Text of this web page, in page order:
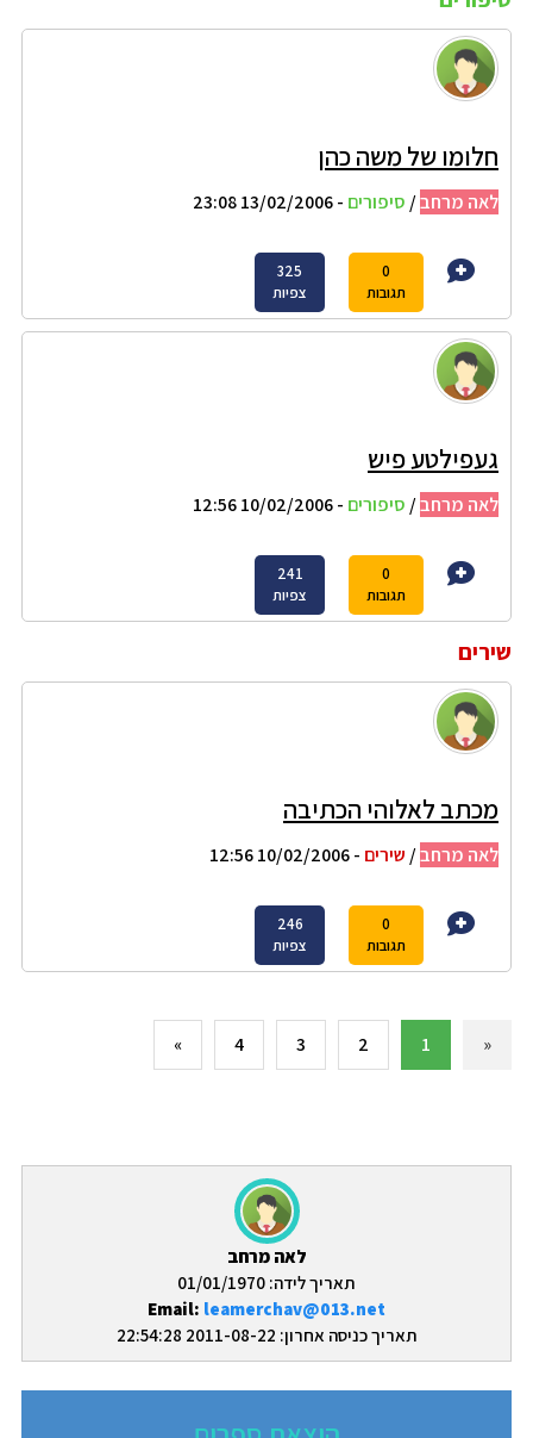
לאה מרחב
תאריך לידה: 01/01/1970
Email: leamerchav@013.net
תאריך כניסה אחרון: 2011-08-22 22:54:28
חלומו של משה כהן
לאה מרחב/ סיפורים - 13/02/2006 23:08
0
תגובות
325
צפיות
געפילטע פיש
לאה מרחב/ סיפורים - 10/02/2006 12:56
0
תגובות
241
צפיות
שירים
מכתב לאלוהי הכתיבה
לאה מרחב/ שירים - 10/02/2006 12:56
0
תגובות
246
צפיות
«
1
2
3
4
»